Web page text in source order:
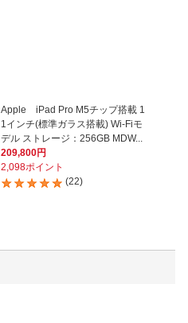
Apple iPad Pro M5チップ搭載 1
1インチ(標準ガラス搭載) Wi-Fiモ
デル ストレージ：256GB MDW...
209,800円
2,098ポイント
(22)